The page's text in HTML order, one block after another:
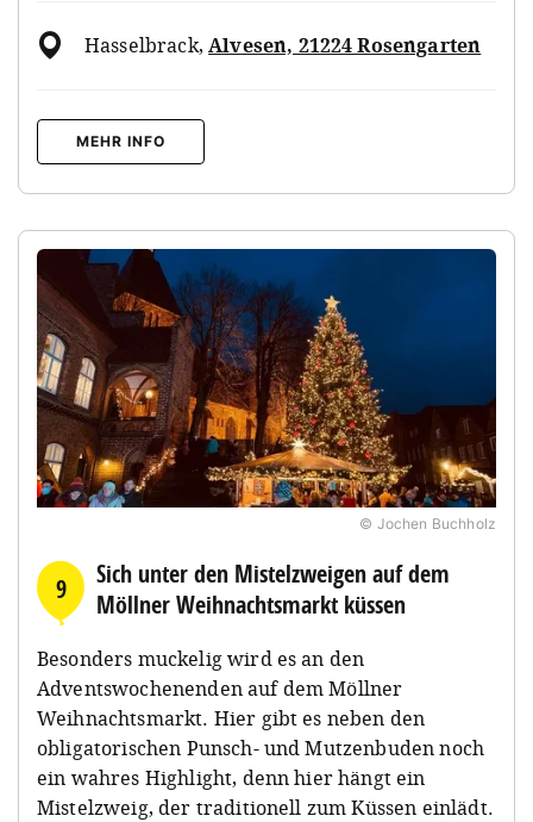
Hasselbrack,Alvesen, 21224 Rosengarten
MEHR INFO
© Jochen Buchholz
9
Sich unter den Mistelzweigen auf dem
Möllner Weihnachtsmarkt küssen
Besonders muckelig wird es an den
Adventswochenenden auf dem Möllner
Weihnachtsmarkt. Hier gibt es neben den
obligatorischen Punsch- und Mutzenbuden noch
ein wahres Highlight, denn hier hängt ein
Mistelzweig, der traditionell zum Küssen einlädt.